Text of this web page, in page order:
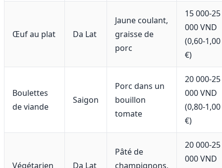
Œuf au plat Da Lat
Jaune coulant,
graisse de
porc
15 000-25
000 VND
(0,60-1,00
€)
Boulettes
de viande
Saigon
Porc dans un
bouillon
tomate
20 000-25
000 VND
(0,80-1,00
€)
Végétarien Da Lat
Pâté de
champignons,
20 000-25
000 VND